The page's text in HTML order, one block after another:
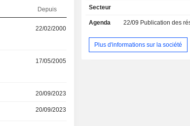
Depuis
22/02/2000
17/05/2005
20/09/2023
20/09/2023
environnement gouverné. Sidetrade
monde, construit à partir de 9 000
acheteuses. Ces données
d'entraîner des modèles d'IA
Secteur
Agenda 22/09 Publication des résultats
Plus d'informations sur la société